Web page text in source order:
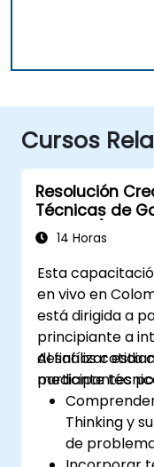
Cursos
Resolución
Técnicas de
Thinking)
14 Horas
Esta
en vivo en
está dirigida a
principiante a
desafíos
mediante
Al finalizar esta
participantes
Thinking y
de